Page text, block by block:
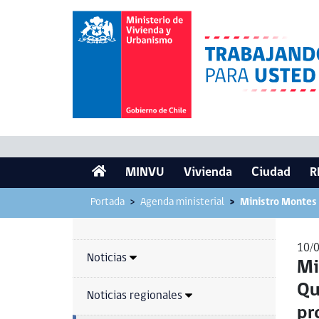
MINVU Vivienda Ciudad
Portada Agenda ministerial Ministro Montes
Noticias
Noticias regionales
10/